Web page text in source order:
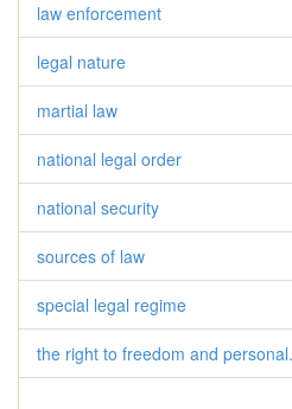
law enforcement
legal nature
martial law
national legal order
national security
sources of law
special legal regime
the right to freedom and